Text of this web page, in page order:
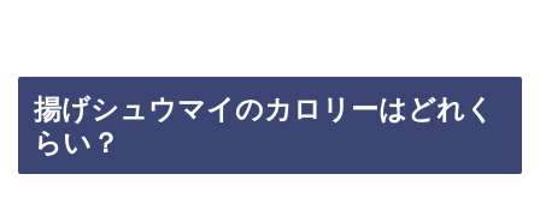
揚げシュウマイのカロリーはどれく
らい？